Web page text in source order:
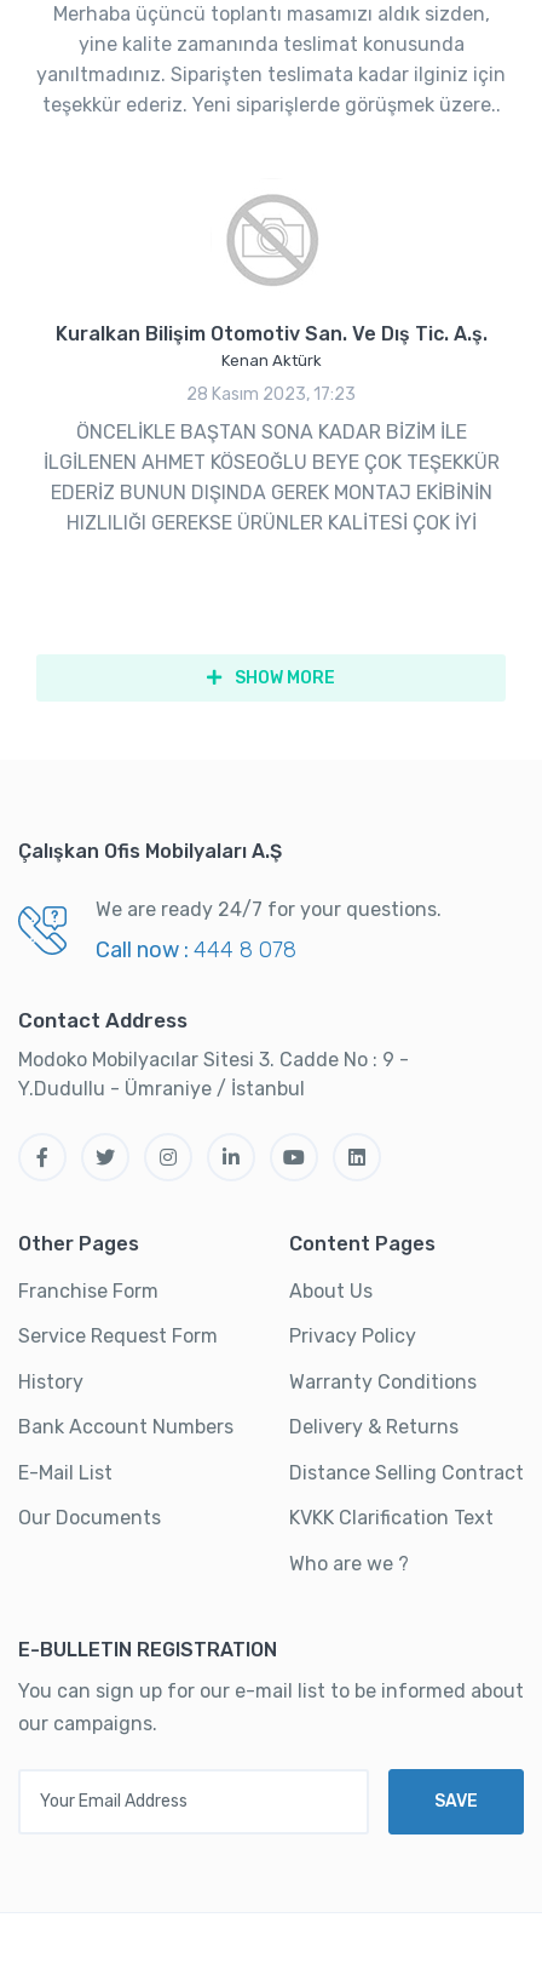
Merhaba üçüncü toplantı masamızı aldık sizden,
yine kalite zamanında teslimat konusunda
yanıltmadınız. Siparişten teslimata kadar ilginiz için
teşekkür ederiz. Yeni siparişlerde görüşmek üzere..
Kuralkan Bilişim Otomotiv San. Ve Dış Tic. A.ş.
Kenan Aktürk
28 Kasım 2023, 17:23
ÖNCELİKLE BAŞTAN SONA KADAR BİZİM İLE
İLGİLENEN AHMET KÖSEOĞLU BEYE ÇOK TEŞEKKÜR
EDERİZ BUNUN DIŞINDA GEREK MONTAJ EKİBİNİN
HIZLILIĞI GEREKSE ÜRÜNLER KALİTESİ ÇOK İYİ
SHOW MORE
Çalışkan Ofis Mobilyaları A.Ş
We are ready 24/7 for your questions.
Call now : 444 8 078
Contact Address
Modoko Mobilyacılar Sitesi 3. Cadde No : 9 -
Y.Dudullu - Ümraniye / İstanbul
Other Pages
Franchise Form
Service Request Form
History
Bank Account Numbers
E-Mail List
Our Documents
Content Pages
About Us
Privacy Policy
Warranty Conditions
Delivery & Returns
Distance Selling Contract
KVKK Clarification Text
Who are we ?
E-BULLETIN REGISTRATION
You can sign up for our e-mail list to be informed about
our campaigns.
SAVE